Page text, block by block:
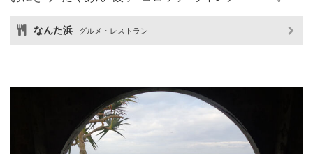
なんた浜 グルメ・レストラン